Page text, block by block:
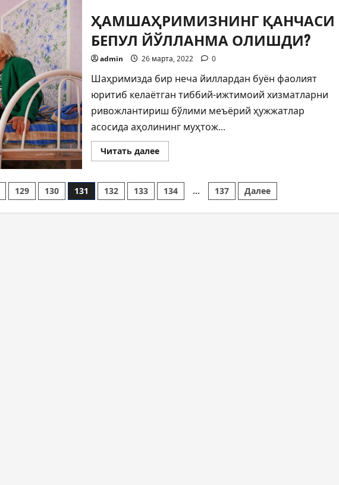
ҲАМШАҲРИМИЗНИНГ ҚАНЧАСИ
БЕПУЛ ЙЎЛЛАНМА ОЛИШДИ?
admin 26 марта, 2022 0
Шаҳримизда бир неча йиллардан буён фаолият
юритиб келаётган тиббий-ижтимоий хизматларни
ривожлантириш бўлими меъёрий ҳужжатлар
асосида аҳолининг муҳтож...
Читать далееПрочитать
больше
ҚАНЧАСИ
БЕПУЛ
ЙЎЛЛАНМА
129 130 131 132 133 134 … 137 Далее